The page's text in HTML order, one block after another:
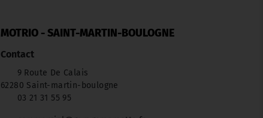
MOTRIO - SAINT-MARTIN-BOULOGNE
Contact
9 Route De Calais
62280 Saint-martin-boulogne
03 21 31 55 95